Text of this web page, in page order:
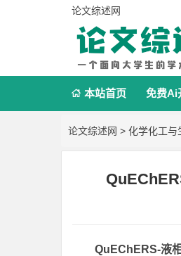
论文综述网
 本站首页 免费Ai
论文综述网 > 化学化工与
QuEChERS-液